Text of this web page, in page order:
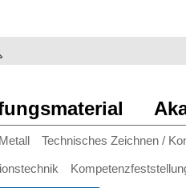
eingeben
Metall Technisches Zeichnen /